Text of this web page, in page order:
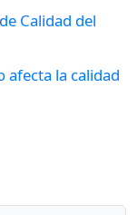
Calidad del
la calidad